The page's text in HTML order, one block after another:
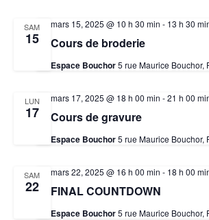
SAM
15 Cours de broderie
mars 15, 2025 @ 10 h 30 min - 13 h 30
Espace Bouchor5 rue Maurice Bouchor,
LUN
17 Cours de gravure
mars 17, 2025 @ 18 h 00 min -21 h 00
Espace Bouchor5 rue Maurice Bouchor,
SAM
22 FINAL COUNTDOWN
mars 22, 2025 @ 16 h 00 min - 18 h 00
Espace Bouchor5 rue Maurice Bouchor,